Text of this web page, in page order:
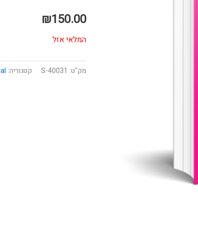
₪150.00
המלאי אזל
מק"ט: 40031-S קטגוריה: